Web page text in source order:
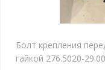
Болт крепления
гайкой 276.5020-